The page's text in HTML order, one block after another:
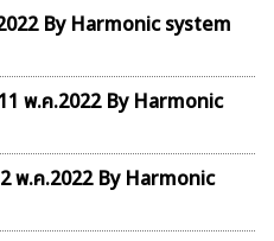
By Harmonic system
11 พ.ค.2022 By Harmonic
พ.ค.2022 By Harmonic